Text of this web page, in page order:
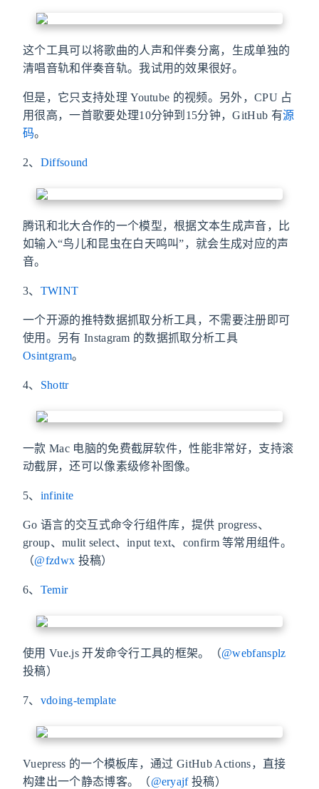
这个工具可以将歌曲的人声和伴奏分离，生成单独的
清唱音轨和伴奏音轨。我试用的效果很好。
但是，它只支持处理 Youtube 的视频。另外，CPU 占
用很高，一首歌要处理10分钟到15分钟，GitHub 有源
码。
2、 Diffsound
腾讯和北大合作的一个模型，根据文本生成声音，比
如输入“鸟儿和昆虫在白天鸣叫”，就会生成对应的声
音。
3、 TWINT
一个开源的推特数据抓取分析工具，不需要注册即可
使用。另有 Instagram 的数据抓取分析工具
Osintgram。
4、 Shottr
一款 Mac 电脑的免费截屏软件，性能非常好，支持滚
动截屏，还可以像素级修补图像。
5、 infinite
Go 语言的交互式命令行组件库，提供 progress、
group、mulit select、input text、confirm 等常用组件。
（@fzdwx 投稿）
6、 Temir
使用 Vue.js 开发命令行工具的框架。（@webfansplz
投稿）
7、 vdoing-template
Vuepress 的一个模板库，通过 GitHub Actions，直接
构建出一个静态博客。（@eryajf投稿）